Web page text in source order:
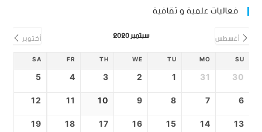
فعاليات علمية و ثقافية
أغسطس سبتمبر 2020 أكتوبر
SU
MO
TU
WE
TH
FR
SA
30
31
1
2
3
4
5
6
7
8
9
10
11
12
13
14
15
16
17
18
19